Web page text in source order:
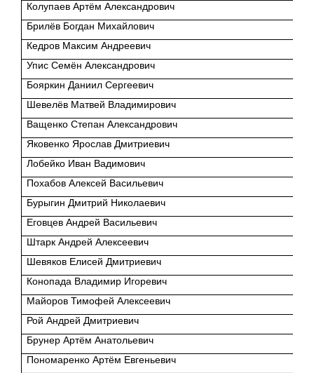
Колупаев Артём Александрович
Брилёв Богдан Михайлович
Кедров Максим Андреевич
Упис Семён Александрович
Бояркин Даниил Сергеевич
Шевелёв Матвей Владимирович
Ващенко Степан Александрович
Яковенко Ярослав Дмитриевич
Лобейко Иван Вадимович
Похабов Алексей Васильевич
Бурыгин Дмитрий Николаевич
Еговцев Андрей Васильевич
Штарк Андрей Алексеевич
Шевяков Елисей Дмитриевич
Конопада Владимир Игоревич
Майоров Тимофей Алексеевич
Рой Андрей Дмитриевич
Брунер Артём Анатольевич
Пономаренко Артём Евгеньевич